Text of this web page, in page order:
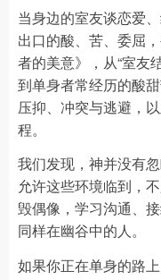
当身边的室友谈恋爱
出口的酸、苦、委屈
者的美意》，从“室友
到单身者常经历的酸
压抑、冲突与逃避，
程。
我们发现，神并没有
允许这些环境临到，
毁偶像，学习沟通、
同样在幽谷中的人。
如果你正在单身的路